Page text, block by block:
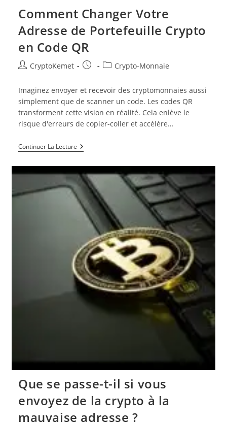
Comment Changer Votre
Adresse de Portefeuille Crypto
en Code QR
Auteur/autrice
la
publication :
CryptoKemet
Publication
PostCrypto-Monnaie
Imaginez envoyer et recevoir des cryptomonnaies aussi
simplement que de scanner un code. Les codes QR
transforment cette vision en réalité. Cela enlève le
risque d'erreurs de copier-coller et accélère…
Continuer La LectureComment
Changer
Adresse
De
Portefeuille
Crypto
En
Code
Que se passe-t-il si vous
envoyez de la crypto à la
mauvaise adresse ?